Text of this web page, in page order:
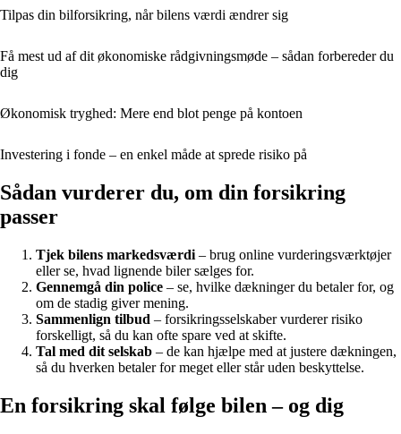
Tilpas din bilforsikring, når bilens værdi ændrer sig
Få mest ud af dit økonomiske rådgivningsmøde – sådan forbereder du
dig
Økonomisk tryghed: Mere end blot penge på kontoen
Investering i fonde – en enkel måde at sprede risiko på
Sådan vurderer du, om din forsikring
passer
Tjek bilens markedsværdi – brug online vurderingsværktøjer
eller se, hvad lignende biler sælges for.
Gennemgå din police – se, hvilke dækninger du betaler for, og
om de stadig giver mening.
Sammenlign tilbud – forsikringsselskaber vurderer risiko
forskelligt, så du kan ofte spare ved at skifte.
Tal med dit selskab – de kan hjælpe med at justere dækningen,
så du hverken betaler for meget eller står uden beskyttelse.
En forsikring skal følge bilen – og dig